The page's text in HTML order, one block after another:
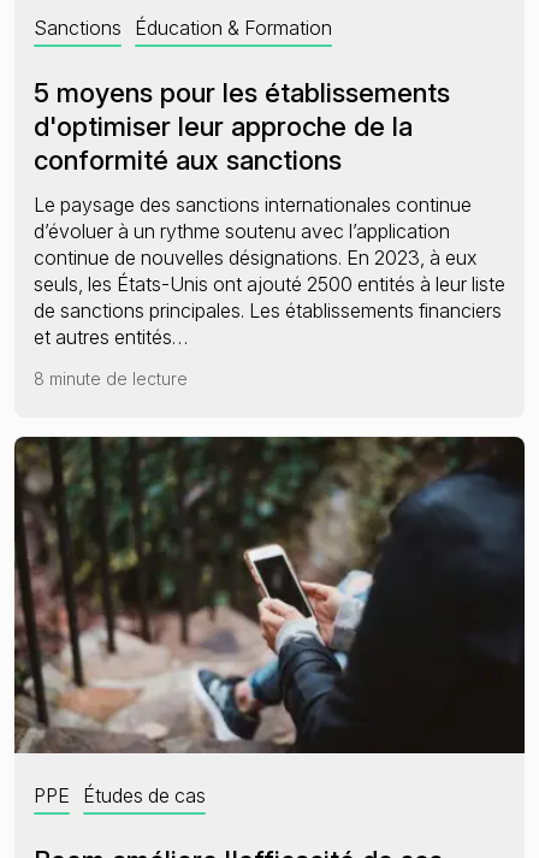
Sanctions Éducation & Formation
5 moyens pour les établissements
d'optimiser leur approche de la
conformité aux sanctions
Le paysage des sanctions internationales continue
d’évoluer à un rythme soutenu avec l’application
continue de nouvelles désignations. En 2023, à eux
seuls, les États-Unis ont ajouté 2500 entités à leur liste
de sanctions principales. Les établissements financiers
et autres entités…
8 minute de lecture
PPE Études de cas